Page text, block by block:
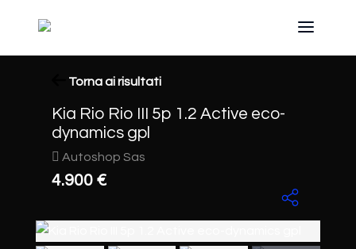
Torna ai risultati
Kia Rio Rio III 5p 1.2 Active eco-
dynamics gpl
Autoshop Sas
4.900 €